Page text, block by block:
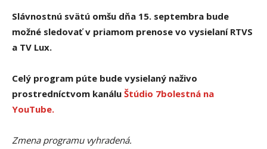
Slávnostnú svätú omšu dňa 15. septembra bude
možné sledovať v priamom prenose vo vysielaní RTVS
a TV Lux.
Celý program púte bude vysielaný naživo
prostredníctvom kanálu Štúdio 7bolestná na
YouTube.
Zmena programu vyhradená.